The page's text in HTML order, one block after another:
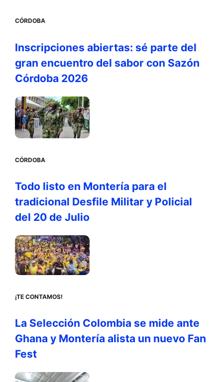
CÓRDOBA
Inscripciones abiertas: sé parte del
gran encuentro del sabor con Sazón
Córdoba 2026
CÓRDOBA
Todo listo en Montería para el
tradicional Desfile Militar y Policial
del 20 de Julio
¡TE CONTAMOS!
La Selección Colombia se mide ante
Ghana y Montería alista un nuevo Fan
Fest